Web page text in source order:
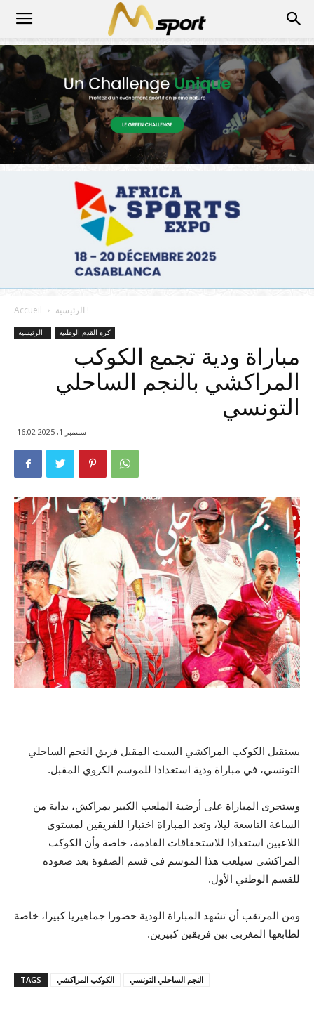
Accueil الرئيسية !
الرئيسية ! كرة القدم الوطنية
مباراة ودية تجمع الكوكب
المراكشي بالنجم الساحلي
التونسي
سبتمبر 1, 2025 16:02
يستقبل الكوكب المراكشي السبت المقبل فريق النجم الساحلي
التونسي، في مباراة ودية استعدادا للموسم الكروي المقبل.
وستجرى المباراة على أرضية الملعب الكبير بمراكش، بداية من
الساعة التاسعة ليلا، وتعد المباراة اختبارا للفريقين لمستوى
اللاعبين استعدادا للاستحقاقات القادمة، خاصة وأن الكوكب
المراكشي سيلعب هذا الموسم في قسم الصفوة بعد صعوده
للقسم الوطني الأول.
ومن المرتقب أن تشهد المباراة الودية حضورا جماهيريا كبيرا، خاصة
لطابعها المغربي بين فريقين كبيرين.
TAGS الكوكب المراكشي النجم الساحلي التونسي